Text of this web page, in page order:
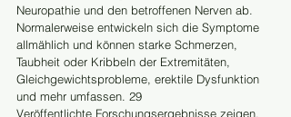
Neuropathie und den betroffenen Nerven ab.
Normalerweise entwickeln sich die Symptome
allmählich und können starke Schmerzen,
Taubheit oder Kribbeln der Extremitäten,
Gleichgewichtsprobleme, erektile Dysfunktion
und mehr umfassen. 29
Veröffentlichte Forschungsergebnisse zeigen,